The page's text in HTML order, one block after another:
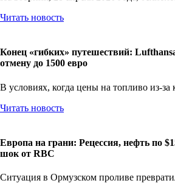
Читать новость
Конец «гибких» путешествий:
отмену до 1500 евро
В условиях, когда цены на топливо из-за
Читать новость
Европа на грани: Рецессия, нефть по
шок от RBC
Ситуация в Ормузском проливе